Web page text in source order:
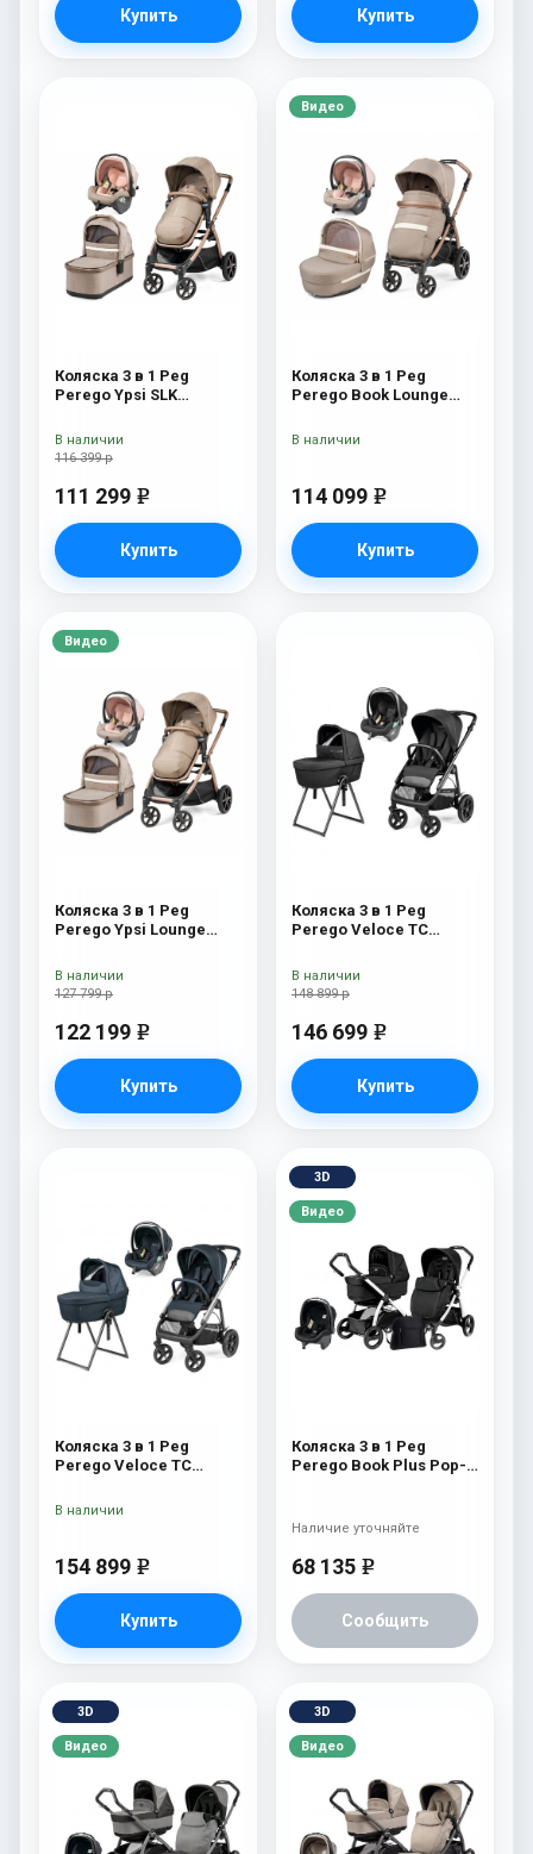
Купить Купить
Коляска 3 в 1 Peg
Perego Ypsi SLK
116 399 р
111 299 e
Купить
В наличии
Видео
Коляска 3 в 1 Peg
Perego Book Lounge
114 099 e
Купить
В наличии
Видео
Коляска 3 в 1 Peg
Perego Ypsi Lounge
127 799 р
122 199 e
Купить
В наличии
Коляска 3 в 1 Peg
Perego Veloce TC
Black New
148 899 р
146 699 e
Купить
В наличии
Коляска 3 в 1 Peg
Perego Veloce TC
New
154 899 e
Купить
В наличии
3D
Видео
Коляска 3 в 1 Peg
Perego Book Plus Pop-
Pop-Up Completo) Onyx
68 135 e
Сообщить
Наличие уточняйте
3D
Видео
3D
Видео